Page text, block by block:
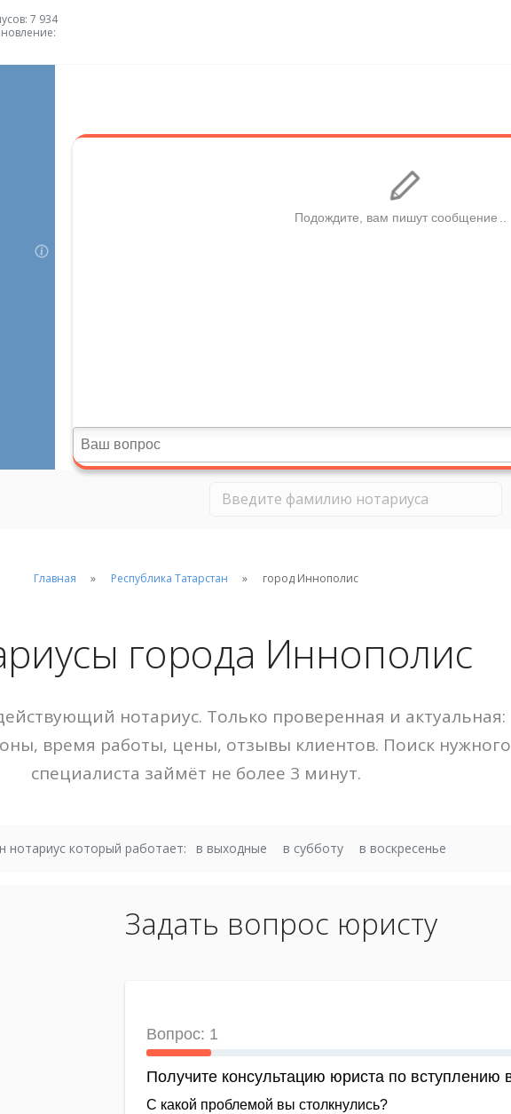
7 934
Главная Республика Татарстан город Иннополис
города Иннополис
нотариус. Только проверенная и актуальная:
время работы, цены, отзывы клиентов. Поиск нужного
специалиста займёт не более 3 минут.
нотариус который работает: в выходные в субботу в воскресенье
Задать вопрос юристу